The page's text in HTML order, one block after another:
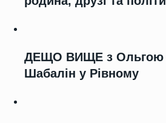
ДЕЩО ВИЩЕ з Ольгою
Шабалін у Рівному